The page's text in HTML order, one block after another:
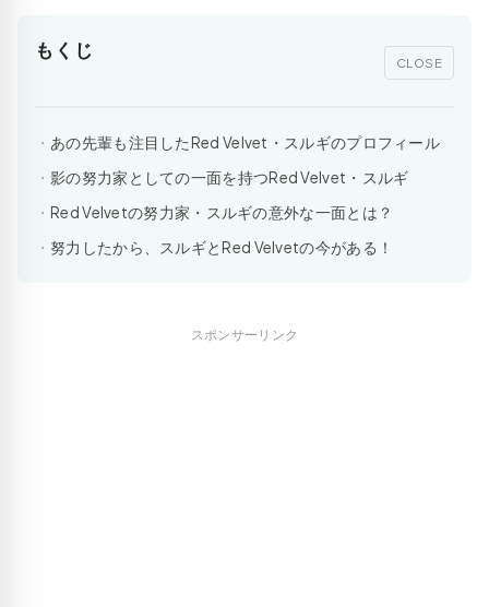
もくじ
CLOSE
あの先輩も注目したRed Velvet・スルギのプロフィール
影の努力家としての一面を持つRed Velvet・スルギ
Red Velvetの努力家・スルギの意外な一面とは？
努力したから、スルギとRed Velvetの今がある！
スポンサーリンク